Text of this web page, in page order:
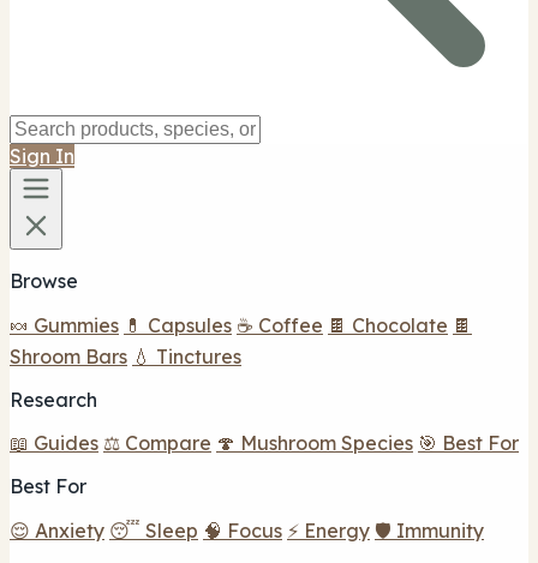
Sign In
Browse
🍬 Gummies 💊 Capsules ☕ Coffee 🍫 Chocolate 🍫
Shroom Bars 💧 Tinctures
Research
📖 Guides ⚖️ Compare 🍄 Mushroom Species 🎯 Best For
Best For
😌 Anxiety 😴 Sleep 🧠 Focus ⚡ Energy 🛡️ Immunity